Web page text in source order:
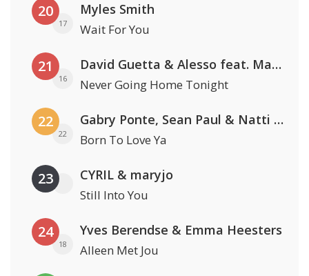
20
17
Myles Smith
Wait For You
21
16
David Guetta & Alesso feat. Madison Love
Never Going Home Tonight
22
22
Gabry Ponte, Sean Paul & Natti Natasha
Born To Love Ya
23 CYRIL & maryjo
Still Into You
24
18
Yves Berendse & Emma Heesters
Alleen Met Jou